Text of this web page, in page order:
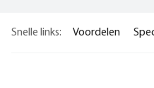
Snelle links: Voordelen